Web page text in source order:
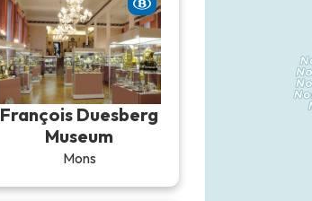
François Duesberg
Museum
Mons